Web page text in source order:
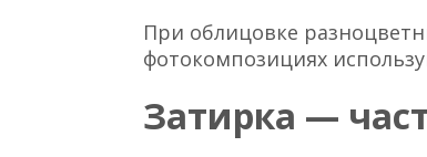
При облицовке
фотокомпозициях
Затирка —